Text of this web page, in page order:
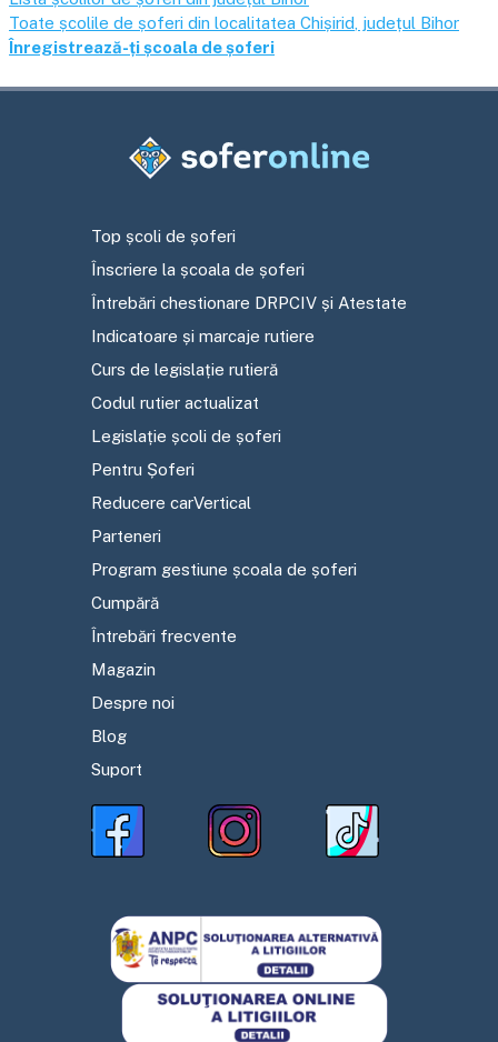
Toate școlile de șoferi din localitatea Chișirid , județul Bihor
Înregistrează-ți școala de șoferi
Top școli de șoferi
Înscriere la școala de șoferi
Întrebări chestionare DRPCIV și Atestate
Indicatoare și marcaje rutiere
Curs de legislație rutieră
Codul rutier actualizat
Legislație școli de șoferi
Pentru Șoferi
Reducere carVertical
Parteneri
Program gestiune școala de șoferi
Cumpără
Întrebări frecvente
Magazin
Despre noi
Blog
Suport